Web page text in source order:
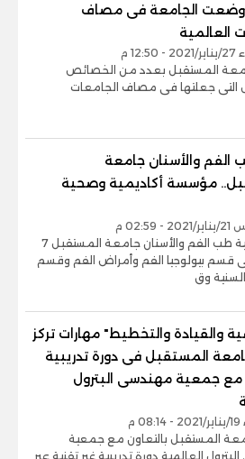
الجامعة فى مصاف
العالمية
م
المستقبل بعدد من الخصائص
التى جعلتها فى مصاف الجامعات
الفم والأسنان جامعة
مؤسسة أكاديمية وصحية
02:59 م
وتضم كلية طب الفم والأسنان جامعة المستقبل 7
قسم بيولوجيا الفم وأمراض الفم وقسم
السنية وق
والقيادة والتخطيط" مهارات تركز
المستقبل فى دورة تدريبية
مع جمعية مهندسى البترول
م
المستقبل بالتعاون مع جمعية
العالمية دورة تدريبية غير تقنية عبر